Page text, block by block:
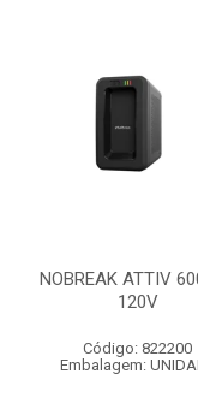
NOBREAK ATTIV
120V
Código: 822200
Embalagem: